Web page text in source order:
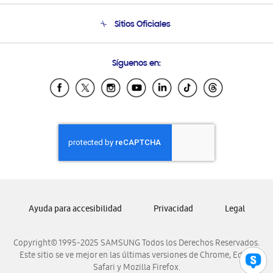
Soporte vía eMail
Sitios Oficiales
Samsung Ecuador
Samsung El Salvador
Samsung Honduras
Samsung Nicaragua
Samsung Panamá
Samsung Venezuela
Síguenos en:
Copyright© 1995-2025 SAMSUNG Todos los Derechos Reservados.
Este sitio se ve mejor en las últimas versiones de Chrome, Edge,
Safari y Mozilla Firefox.
Ayuda para accesibilidad Privacidad Legal